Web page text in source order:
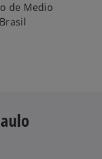
de Medio